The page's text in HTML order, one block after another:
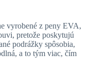
vyrobené z peny EVA,
pretože poskytujú
podrážky spôsobia,
a to tým viac, čím